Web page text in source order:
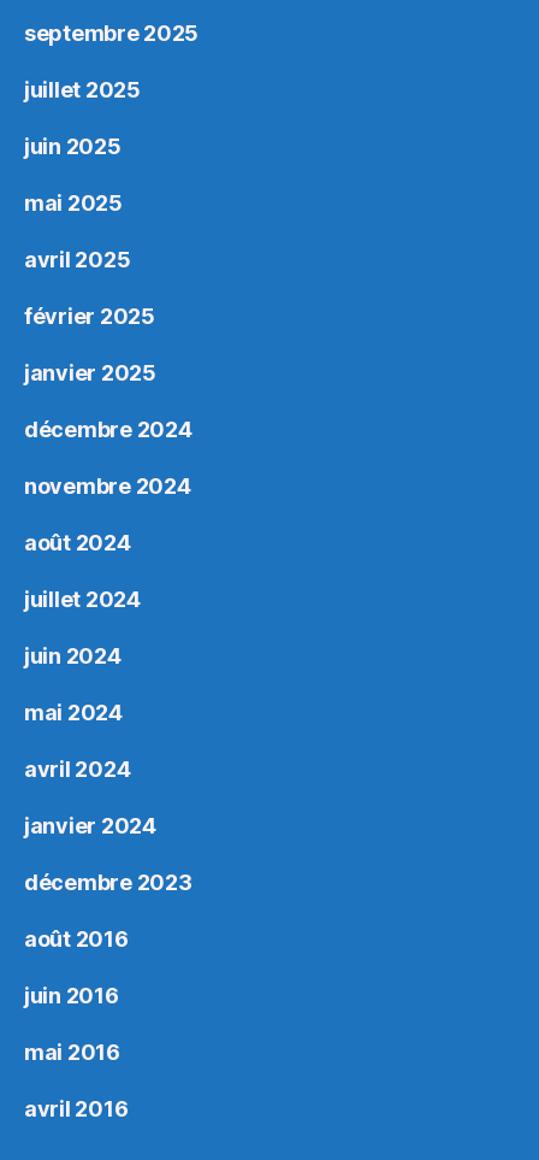
septembre 2025
juillet 2025
juin 2025
mai 2025
avril 2025
février 2025
janvier 2025
décembre 2024
novembre 2024
août 2024
juillet 2024
juin 2024
mai 2024
avril 2024
janvier 2024
décembre 2023
août 2016
juin 2016
mai 2016
avril 2016